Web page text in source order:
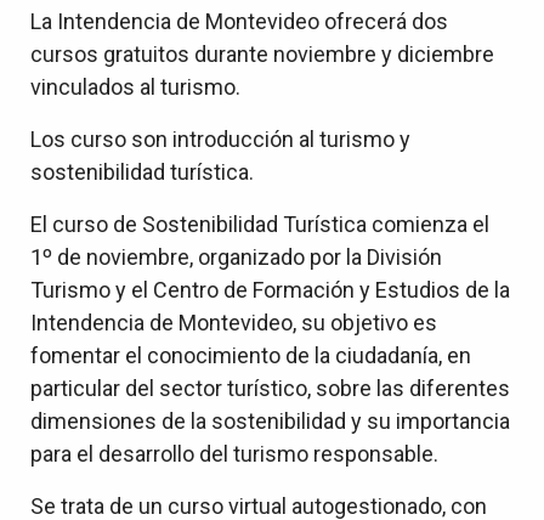
La Intendencia de Montevideo ofrecerá dos
cursos gratuitos durante noviembre y diciembre
vinculados al turismo.
Los curso son introducción al turismo y
sostenibilidad turística.
El curso de Sostenibilidad Turística comienza el
1º de noviembre, organizado por la División
Turismo y el Centro de Formación y Estudios de la
Intendencia de Montevideo, su objetivo es
fomentar el conocimiento de la ciudadanía, en
particular del sector turístico, sobre las diferentes
dimensiones de la sostenibilidad y su importancia
para el desarrollo del turismo responsable.
Se trata de un curso virtual autogestionado, con